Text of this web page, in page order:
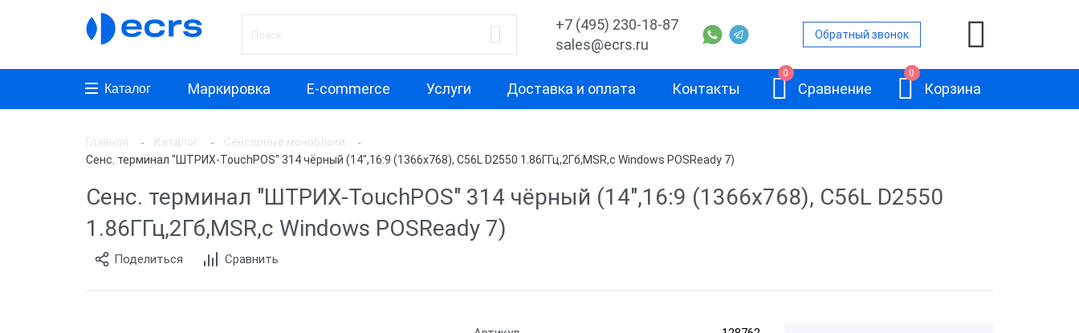
+7 (495) 230-18-87
sales@ecrs.ru
Обратный звонок
Каталог Маркировка E-commerce Услуги Доставка и оплата Контакты
0
Сравнение
0
Корзина
Производитель
Для фастфуда
С двумя экранами
Главная Каталог
Сенсорные моноблоки
Сенс. терминал "ШТРИХ-TouchPOS" 314 чёрный (14",16:9 (1366x768), C56L D2550 1.86ГГц,2Гб,MSR,c Windows POSReady 7)
Сенс. терминал "ШТРИХ-TouchPOS" 314 чёрный (14",16:9 (1366x768), C56L D2550
1.86ГГц,2Гб,MSR,c Windows POSReady 7)
Поделиться Сравнить